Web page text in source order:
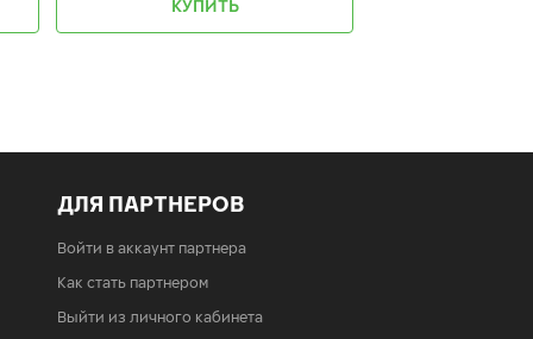
КУПИТЬ
ДЛЯ ПАРТНЕРОВ
Войти в аккаунт партнера
Как стать партнером
Выйти из личного кабинета